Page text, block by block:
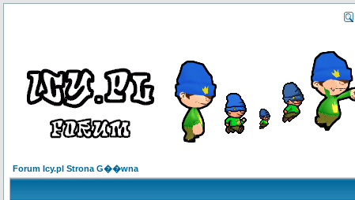
Forum Icy.pl Strona G��wna